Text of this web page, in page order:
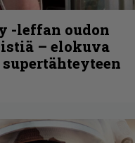
-leffan oudon
– elokuva